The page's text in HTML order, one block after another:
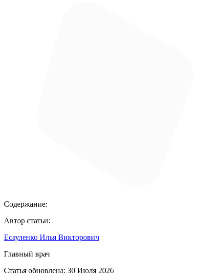
Содержание:
Автор статьи:
Есауленко Илья Викторович
Главный врач
Статья обновлена: 30 Июля 2026